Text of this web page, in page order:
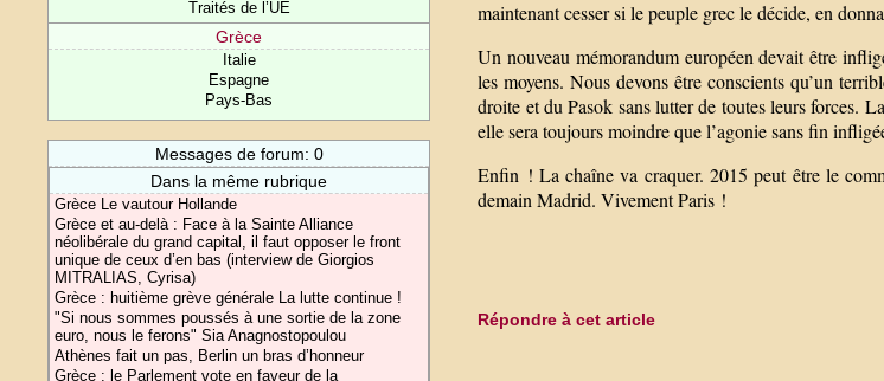
Traités de l’UE
Grèce
Italie
Espagne
Pays-Bas
Messages de forum: 0
Dans la même rubrique
Grèce Le vautour Hollande
Grèce et au-delà : Face à la Sainte Alliance
néolibérale du grand capital, il faut opposer le front
unique de ceux d’en bas (interview de Giorgios
MITRALIAS, Cyrisa)
Grèce : huitième grève générale La lutte continue !
"Si nous sommes poussés à une sortie de la zone
euro, nous le ferons" Sia Anagnostopoulou
Athènes fait un pas, Berlin un bras d’honneur
Grèce : le Parlement vote en faveur de la
maintenant cesser si le peuple grec le décide, en
Un nouveau mémorandum européen devait être
les moyens. Nous devons être conscients qu’un
droite et du Pasok sans lutter de toutes leurs forces.
elle sera toujours moindre que l’agonie sans fin
Enfin ! La chaîne va craquer. 2015 peut être le
demain Madrid. Vivement Paris !
Répondre à cet article